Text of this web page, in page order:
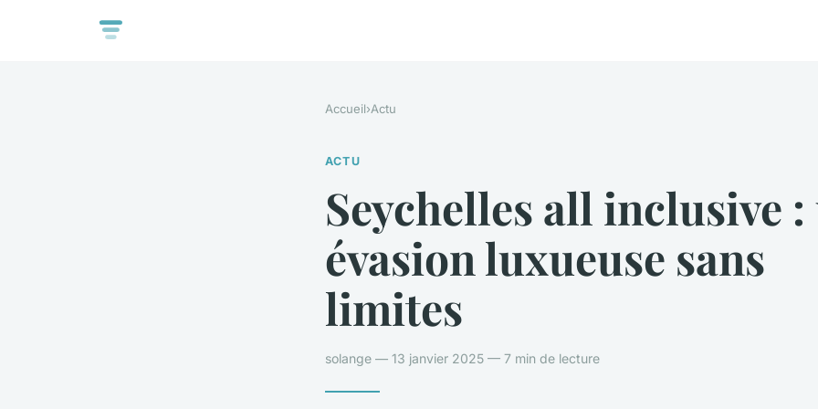
Accueil›Actu
ACTU
Seychelles all inclusive :
évasion luxueuse sans
limites
solange — 13 janvier 2025 — 7 min de lecture